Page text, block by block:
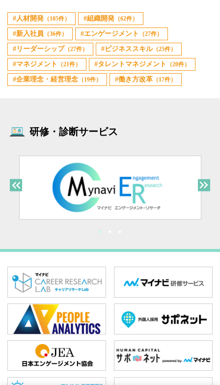
人材開発 （105件） 組織開発 （62件）
新入社員 （36件） エンゲージメント （27件）
リーダーシップ （27件） ビジネススキル（25件）
マネジメント （21件） タレントマネジメント （20件）
企業理念・経営理念 （19件） 働き方改革 （17件）
研修・診断サービス